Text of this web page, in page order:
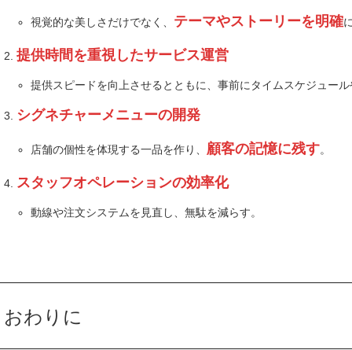
視覚的な美しさだけでなく、 テーマやストーリーを明確
提供時間を重視したサービス運営
提供スピードを向上させるとともに、事前にタイムスケジュー
シグネチャーメニューの開発
店舗の個性を体現する一品を作り、 顧客の記憶に残す。
スタッフオペレーションの効率化
動線や注文システムを見直し、無駄を減らす。
おわりに